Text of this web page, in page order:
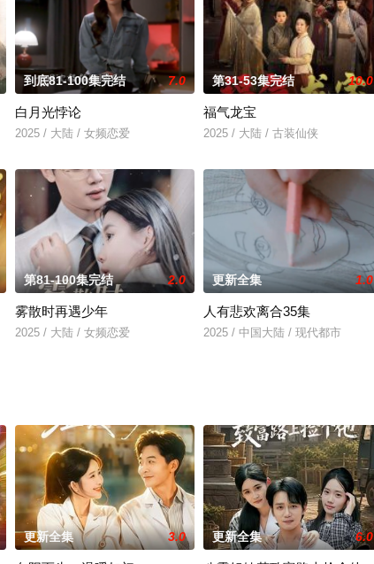
到底81-100集完结 7.0
白月光悖论
2025 / 大陆 / 女频恋爱
第31-53集完结 10.0
福气龙宝
2025 / 大陆 / 古装仙侠
第81-100集完结 2.0
雾散时再遇少年
2025 / 大陆 / 女频恋爱
更新全集 1.0
人有悲欢离合35集
2025 / 中国大陆 / 现代都市
更新全集 3.0 更新全集 6.0